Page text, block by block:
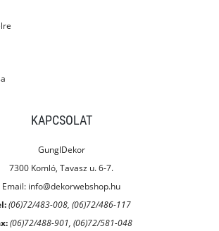
KAPCSOLAT
GunglDekor
7300 Komló, Tavasz u. 6-7.
Email: info@dekorwebshop.hu
(06)72/483-008, (06)72/486-117
(06)72/488-901, (06)72/581-048